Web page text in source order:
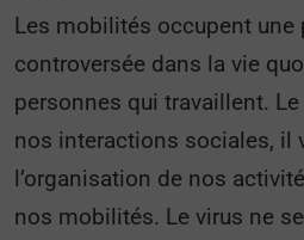
Les mobilités occupent une
controversée dans la vie
personnes qui travaillent.
nos interactions sociales, il
l’organisation de nos
nos mobilités. Le virus ne